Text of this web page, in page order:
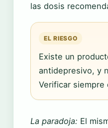
las dosis
EL RIESGO
Existe un
antidepresivo, y
Verificar siempre
La paradoja: El